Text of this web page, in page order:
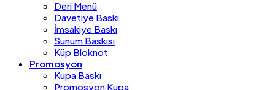
Deri Menü
Davetiye Baskı
İmsakiye Baskı
Sunum Baskısı
Küp Bloknot
Promosyon
Kupa Baskı
Promosyon Kupa